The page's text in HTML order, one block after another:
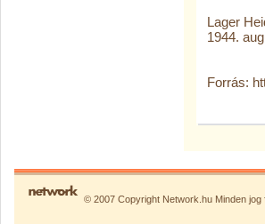
Lager
1944.
Forrás:
© 2007 Copyright Network.hu Minden jog